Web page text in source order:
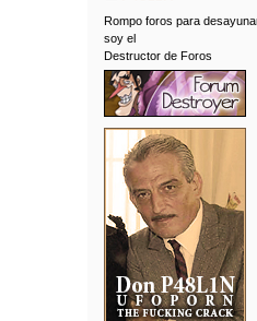
Rompo foros para
soy el
Destructor de Foros